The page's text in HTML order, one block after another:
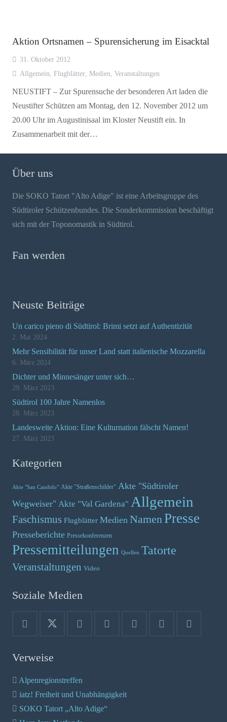
Aktion Ortsnamen – Spurensicherung im Eisacktal
31. Oktober 2012
Allgemein
Flugblätter, Medien Veranstaltungen
NEUSTIFT – Zur Spurensuche der besonderen Art laden die
Neustifter Schützen am Montag, den 12. November 2012 um
20.00 Uhr im Augustinisaal im Kloster Neustift ein. In
Zusammenarbeit mit der…
Über uns
Die SOKO Tatort "Alto Adige" ist eine Arbeitsgruppe des
Südtiroler Schützenbundes. Die Sonderkommission beschäftigt
sich mit der Toponomastik in Südtirol.
Fan werden
Neuste Beiträge
Un carico pieno di Südtirol: Brimi setzt auf Authentizität
2. Mai 2024
Mehr Sensibilität für unser Land statt italienische Mozzarella
6. März 2024
Dichter und Minnesänger unter sich…
29. März 2023
Südtirol 100 Jahre Namenlos
28. März 2023
Landesweite Aktion: Eine Kulturnation fälscht Namen!
27. März 2023
Kategorien
Akte "San Candido" Akte "Straßenschilder" Akte "Südtiroler
Wegweiser" Akte "Val Gardena" Allgemein
Faschismus Flugblätter Medien Namen Presse
Presseberichte Pressekonferenzen
Pressemitteilungen Quellen Tatorte
Veranstaltungen Video
Soziale Medien
Verweise
Alpenregionstreffen
iatz! Freiheit und Unabhängigkeit
SOKO Tatort „Alto Adige“